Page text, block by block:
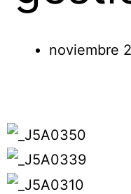
noviembre